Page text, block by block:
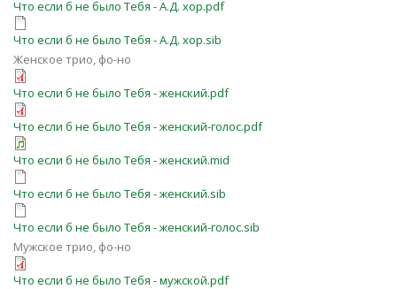
Что если б не было Тебя - А.Д. хор.pdf
Что если б не было Тебя - А.Д. хор.sib
Женское трио, фо-но
Что если б не было Тебя - женский.pdf
Что если б не было Тебя - женский-голос.pdf
Что если б не было Тебя - женский.mid
Что если б не было Тебя - женский.sib
Что если б не было Тебя - женский-голос.sib
Мужское трио, фо-но
Что если б не было Тебя - мужской.pdf